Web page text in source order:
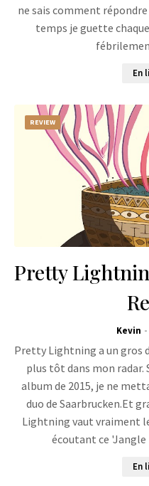
ne sais comment
temps je guette
En
REVIEW
Pretty
Kevin
Pretty Lightning a un gros
plus tôt dans mon radar.
album de 2015, je ne
duo de Saarbrucken.Et
Lightning vaut vraiment
écoutant ce
En